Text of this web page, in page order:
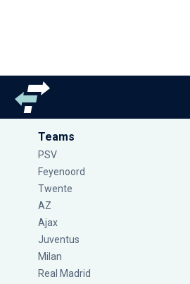
Teams
PSV
Feyenoord
Twente
AZ
Ajax
Juventus
Milan
Real Madrid